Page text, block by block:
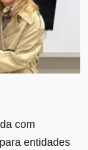
com
entidades